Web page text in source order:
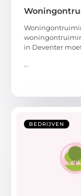
in Deventer
...
BEDRIJVEN